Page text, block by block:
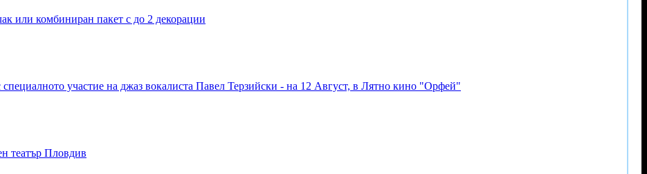
или комбиниран пакет с до 2 декорации
участие на джаз вокалиста Павел Терзийски - на 12 Август, в Лятно кино "Орфей"
театър Пловдив